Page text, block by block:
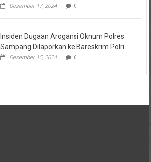
Desember 17, 2024 0
Insiden Dugaan Arogansi Oknum Polres
Sampang Dilaporkan ke Bareskrim Polri
Desember 15, 2024 0